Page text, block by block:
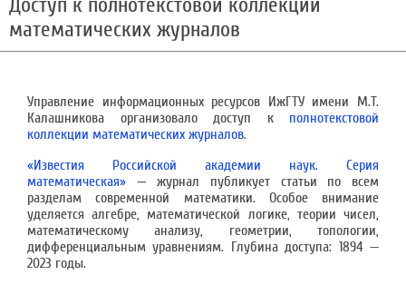
Доступ к полнотекстовой коллекции
математических журналов
Управление информационных ресурсов ИжГТУ имени М.Т.
Калашникова организовало доступ к полнотекстовой
коллекции математических журналов.
«Известия Российской академии наук. Серия
математическая» —журнал публикует статьи по всем
разделам современной математики. Особое внимание
уделяется алгебре, математической логике, теории чисел,
математическому анализу, геометрии, топологии,
дифференциальным уравнениям. Глубина доступа: 1894 —
2023 годы.